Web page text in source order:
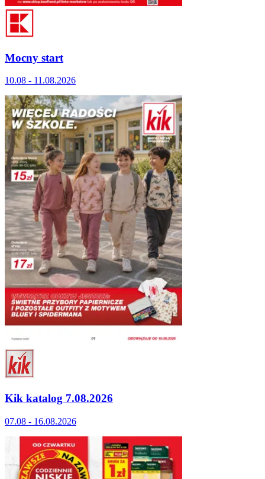
Mocny start
10.08 - 11.08.2026
Kik katalog 7.08.2026
07.08 - 16.08.2026